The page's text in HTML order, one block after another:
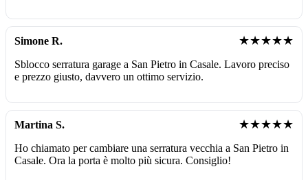
Simone R. ★★★★★
Sblocco serratura garage a San Pietro in Casale. Lavoro preciso
e prezzo giusto, davvero un ottimo servizio.
Martina S. ★★★★★
Ho chiamato per cambiare una serratura vecchia a San Pietro in
Casale. Ora la porta è molto più sicura. Consiglio!